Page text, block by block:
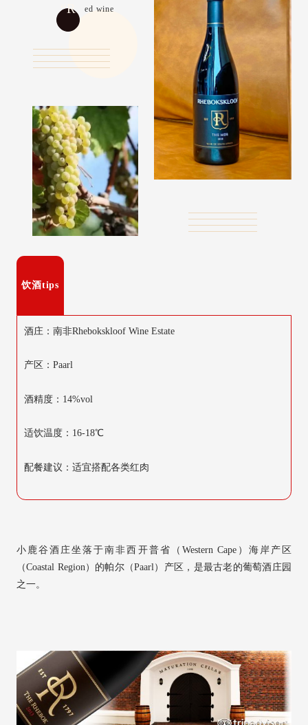
“R ed wine
饮酒tips
酒庄：南非Rhebokskloof Wine Estate
产区：Paarl
酒精度：14%vol
适饮温度：16-18℃
配餐建议：适宜搭配各类红肉
小鹿谷酒庄坐落于南非西开普省（Western Cape）海岸产区
（Coastal Region）的帕尔（Paarl）产区，是最古老的葡萄酒庄园
之一。